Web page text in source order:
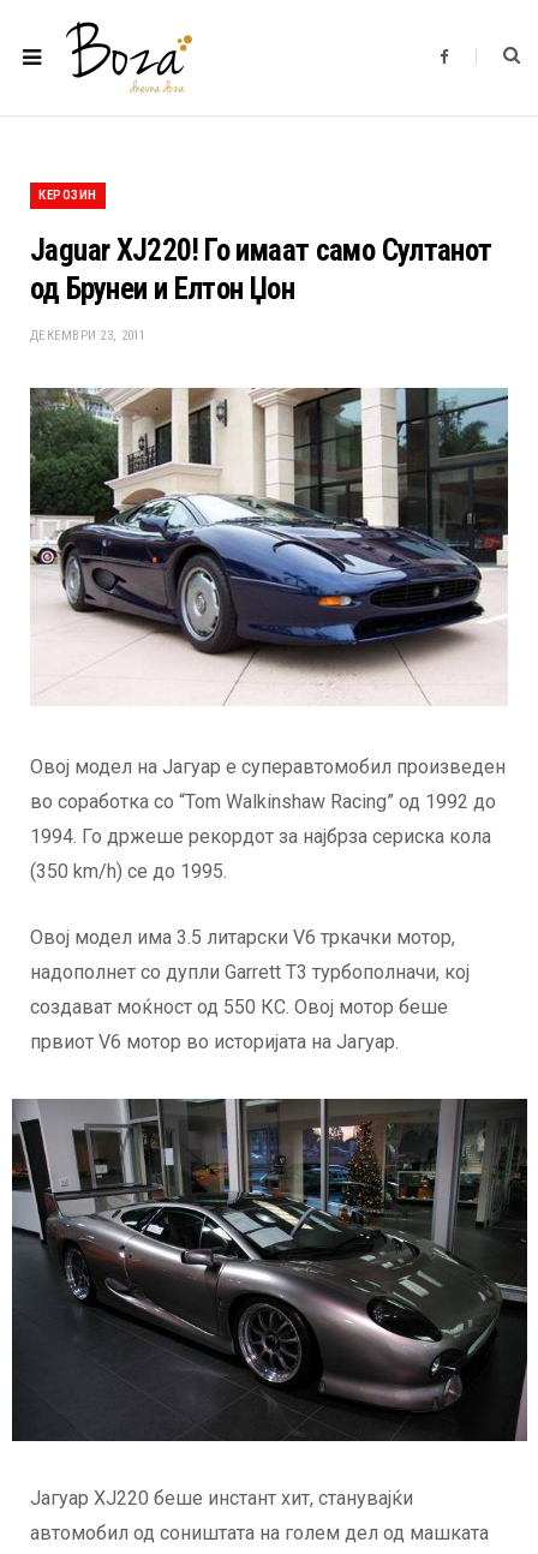
F
b
КЕРОЗИН
Jaguar XJ220! Го имаат само Султанот
од Брунеи и Елтон Џон
ДЕКЕМВРИ 23, 2011
Овој модел на Јагуар е суперавтомобил произведен
во соработка со “Tom Walkinshaw Racing” од 1992 до
1994. Го држеше рекордот за најбрза сериска кола
(350 km/h) се до 1995.
Овој модел има 3.5 литарски V6 тркачки мотор,
надополнет со дупли Garrett T3 турбополначи, кој
создават моќност од 550 КС. Овој мотор беше
првиот V6 мотор во историјата на Јагуар.
Јагуар XJ220 беше инстант хит, станувајќи
автомобил од соништата на голем дел од машката